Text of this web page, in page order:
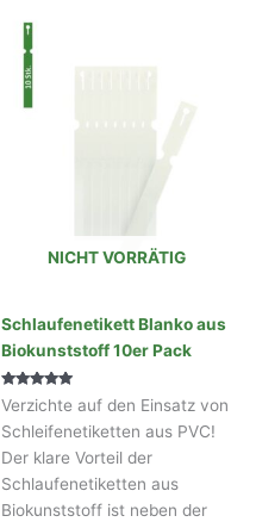
NICHT VORRÄTIG
Schlaufenetikett Blanko aus
Biokunststoff 10er Pack
Bewertet mit
5.00
von 5
Verzichte auf den Einsatz von
Schleifenetiketten aus PVC!
Der klare Vorteil der
Schlaufenetiketten aus
Biokunststoff ist neben der